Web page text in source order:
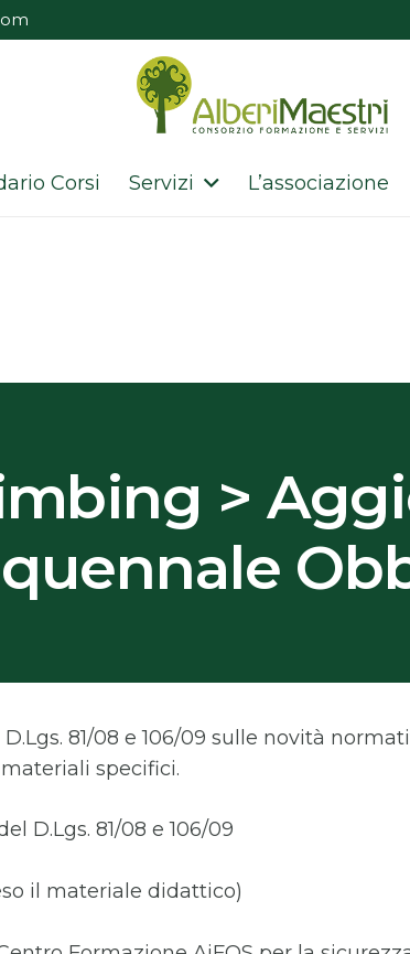
Corsi Servizi L’associazione
>
81/08 e 106/09 sulle novità
specifici.
D.Lgs. 81/08 e 106/09
il materiale didattico)